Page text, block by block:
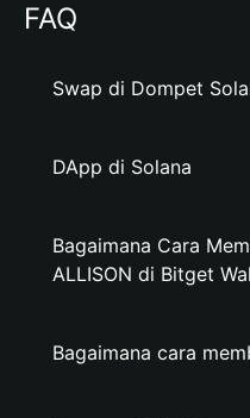
FAQ
Swap di Dompet
DApp di Solana
Bagaimana Cara
ALLISON di Bitget
Bagaimana cara